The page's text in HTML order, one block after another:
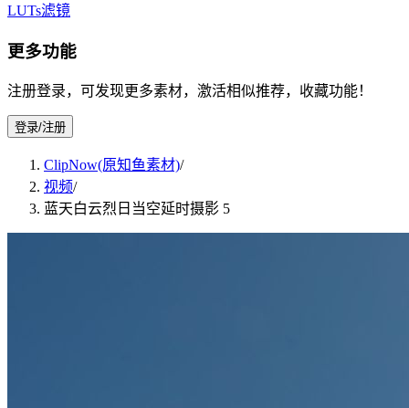
LUTs滤镜
更多功能
注册登录，可发现更多素材，激活相似推荐，收藏功能！
登录/注册
ClipNow(原知鱼素材)/
视频/
蓝天白云烈日当空延时摄影 5